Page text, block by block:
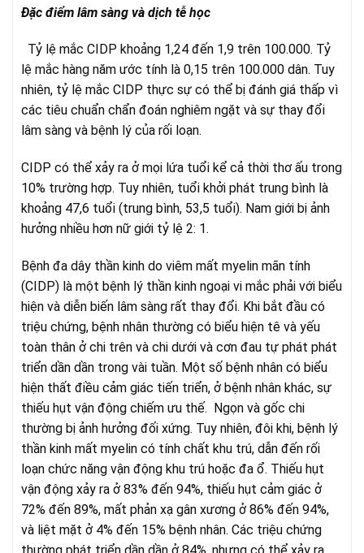
Đặc điểm lâm sàng và dịch tễ học
Tỷ lệ mắc CIDP khoảng 1,24 đến 1,9 trên 100.000. Tỷ
lệ mắc hàng năm ước tính là 0,15 trên 100.000 dân. Tuy
nhiên, tỷ lệ mắc CIDP thực sự có thể bị đánh giá thấp vì
các tiêu chuẩn chẩn đoán nghiêm ngặt và sự thay đổi
lâm sàng và bệnh lý của rối loạn.
CIDP có thể xảy ra ở mọi lứa tuổi kể cả thời thơ ấu trong
10% trường hợp. Tuy nhiên, tuổi khởi phát trung bình là
khoảng 47,6 tuổi (trung bình, 53,5 tuổi). Nam giới bị ảnh
hưởng nhiều hơn nữ giới tỷ lệ 2: 1.
Bệnh đa dây thần kinh do viêm mất myelin mãn tính
(CIDP) là một bệnh lý thần kinh ngoại vi mắc phải với biểu
hiện và diễn biến lâm sàng rất thay đổi. Khi bắt đầu có
triệu chứng, bệnh nhân thường có biểu hiện tê và yếu
toàn thân ở chi trên và chi dưới và cơn đau tự phát phát
triển dần dần trong vài tuần. Một số bệnh nhân có biểu
hiện thất điều cảm giác tiến triển, ở bệnh nhân khác, sự
thiếu hụt vận động chiếm ưu thế. Ngọn và gốc chi
thường bị ảnh hưởng đối xứng. Tuy nhiên, đôi khi, bệnh lý
thần kinh mất myelin có tính chất khu trú, dẫn đến rối
loạn chức năng vận động khu trú hoặc đa ổ. Thiếu hụt
vận động xảy ra ở 83% đến 94%, thiếu hụt cảm giác ở
72% đến 89%, mất phản xạ gân xương ở 86% đến 94%,
và liệt mặt ở 4% đến 15% bệnh nhân. Các triệu chứng